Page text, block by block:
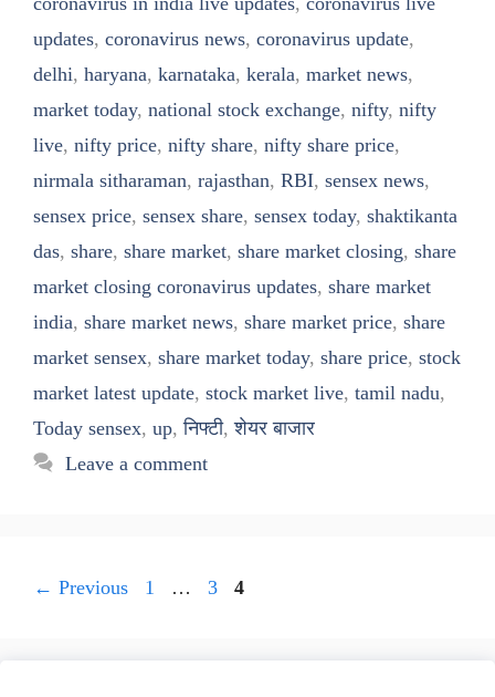
updates, coronavirus news, coronavirus update,
delhi, haryana, karnataka, kerala, market news,
market today, national stock exchange, nifty, nifty
live, nifty price, nifty share, nifty share price,
nirmala sitharaman, rajasthan, RBI, sensex news,
sensex price, sensex share, sensex today, shaktikanta
das, share, share market, share market closing, share
market closing coronavirus updates, share market
india, share market news, share market price, share
market sensex, share market today, share price, stock
market latest update, stock market live, tamil nadu,
Today sensex, up,निफ्टी,शेयर बाजार
Leave a comment
← Previous Page
1 … Page
3 Page
4